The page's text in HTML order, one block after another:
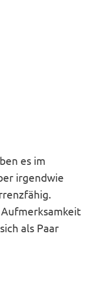
es im
irgendwie
als Paar